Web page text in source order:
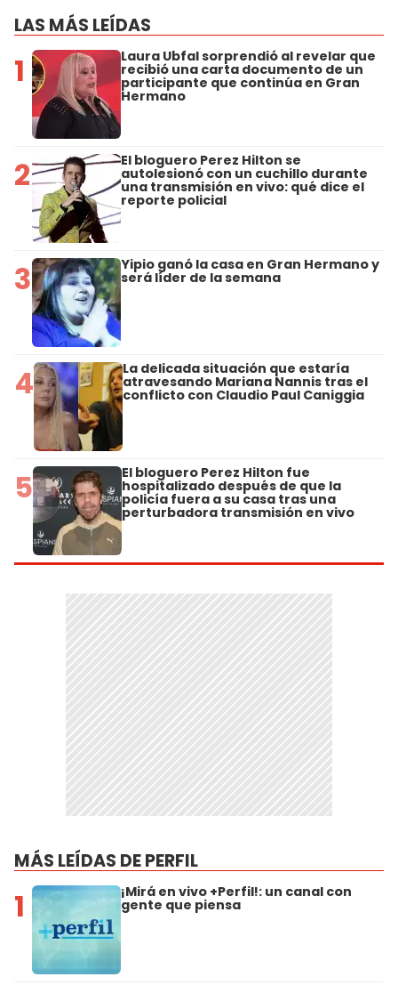
LAS MÁS LEÍDAS
1 Laura Ubfal sorprendió al revelar que
recibió una carta documento de un
participante que continúa en Gran
Hermano
2 El bloguero Perez Hilton se
autolesionó con un cuchillo durante
una transmisión en vivo: qué dice el
reporte policial
3 Yipio ganó la casa en Gran Hermano y
será líder de la semana
4 La delicada situación que estaría
atravesando Mariana Nannis tras el
conflicto con Claudio Paul Caniggia
5 El bloguero Perez Hilton fue
hospitalizado después de que la
policía fuera a su casa tras una
perturbadora transmisión en vivo
MÁS LEÍDAS DE PERFIL
1 ¡Mirá en vivo +Perfil!: un canal con
gente que piensa